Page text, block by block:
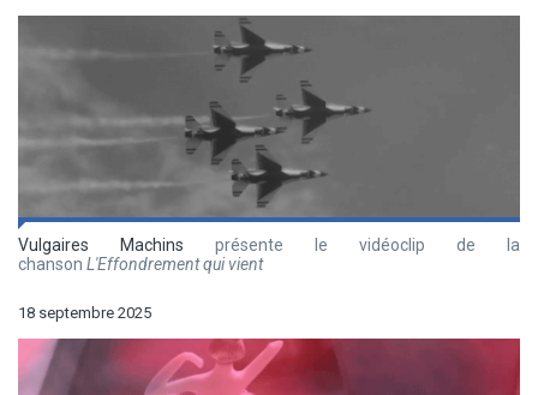
Vulgaires Machins présente le vidéoclip de la
chanson L'Effondrement qui vient
18 septembre 2025